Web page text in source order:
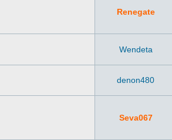
Renegate
Wendeta
denon480
Seva067